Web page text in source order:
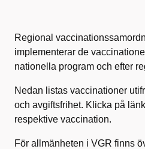
Regional
implementerar de
nationella program och efter
Nedan listas vaccinationer
och avgiftsfrihet. Klicka på
respektive vaccination.
För allmänheten i VGR finns